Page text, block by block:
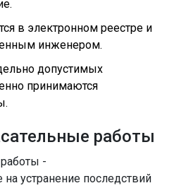
в электронном реестре и
инженером.
допустимых
принимаются
работы
-
устранение последствий